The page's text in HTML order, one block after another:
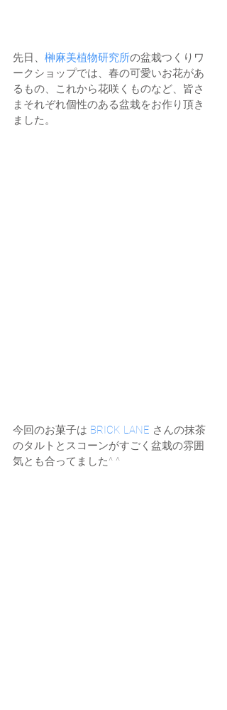
先日、 榊麻美植物研究所の盆栽つくりワ
ークショップでは、春の可愛いお花があ
るもの、これから花咲くものなど、皆さ
まそれぞれ個性のある盆栽をお作り頂き
ました。
今回のお菓子は BRICK LANE さんの抹茶
のタルトとスコーンがすごく盆栽の雰囲
気とも合ってました^ ^